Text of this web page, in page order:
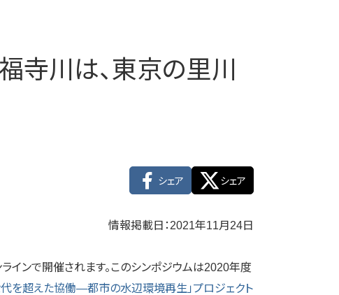
寺川は、東京の里川
シェア シェア
情報掲載日：2021年11月24日
インで開催されます。このシンポジウムは2020年度
代を超えた協働―都市の水辺環境再生」プロジェクト